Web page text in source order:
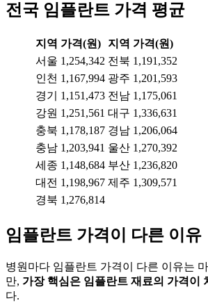
전국 임플란트 가격 평균
지역 가격(원) 지역 가격(원)
서울 1,254,342 전북 1,191,352
인천 1,167,994 광주 1,201,593
경기
1,151,473 전남 1,175,061
강원 1,251,561 대구 1,336,631
충북 1,178,187 경남 1,206,064
충남 1,203,941 울산 1,270,392
세종 1,148,684 부산 1,236,820
대전 1,198,967 제주 1,309,571
경북 1,276,814
임플란트 가격이 다른 이유
병원마다 임플란트 가격이 다른 이유는
만, 가장 핵심은 임플란트 재료의 가격이
다.